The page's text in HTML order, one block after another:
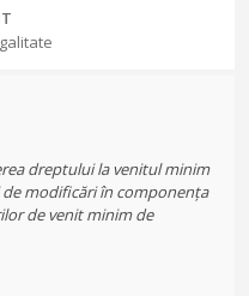
dreptului la venitul minim
modificări în componența
de venit minim de